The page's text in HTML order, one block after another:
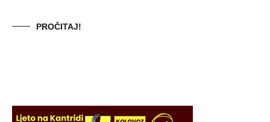
PROČITAJ!